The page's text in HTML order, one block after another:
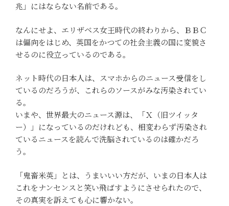
兆」にはならない名前である。
なんにせよ、エリザベス女王時代の終わりから、ＢＢＣ
は偏向をはじめ、英国をかつての社会主義の国に変貌さ
せるのに役立っているのである。
ネット時代の日本人は、スマホからのニュース受信をし
ているのだろうが、これらのソースがみな汚染されてい
る。
いまや、世界最大のニュース源は、「Ｘ（旧ツイッタ
ー）」になっているのだけれども、相変わらず汚染され
ているニュースを読んで洗脳されているのは確かだろ
う。
「鬼畜米英」とは、うまいいい方だが、いまの日本人は
これをナンセンスと笑い飛ばすようにさせられたので、
その真実を訴えても心に響かない。